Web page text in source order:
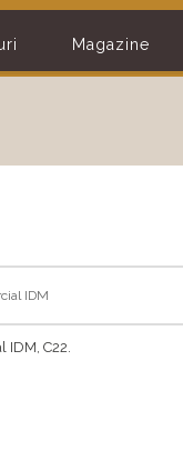
Magazine
IDM
IDM, C22.